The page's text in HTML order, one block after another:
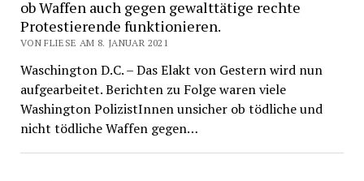
ob Waffen auch gegen gewalttätige rechte
Protestierende funktionieren.
VON FLIESE AM 8. JANUAR 2021
Waschington D.C. – Das Elakt von Gestern wird nun
aufgearbeitet. Berichten zu Folge waren viele
Washington PolizistInnen unsicher ob tödliche und
nicht tödliche Waffen gegen…